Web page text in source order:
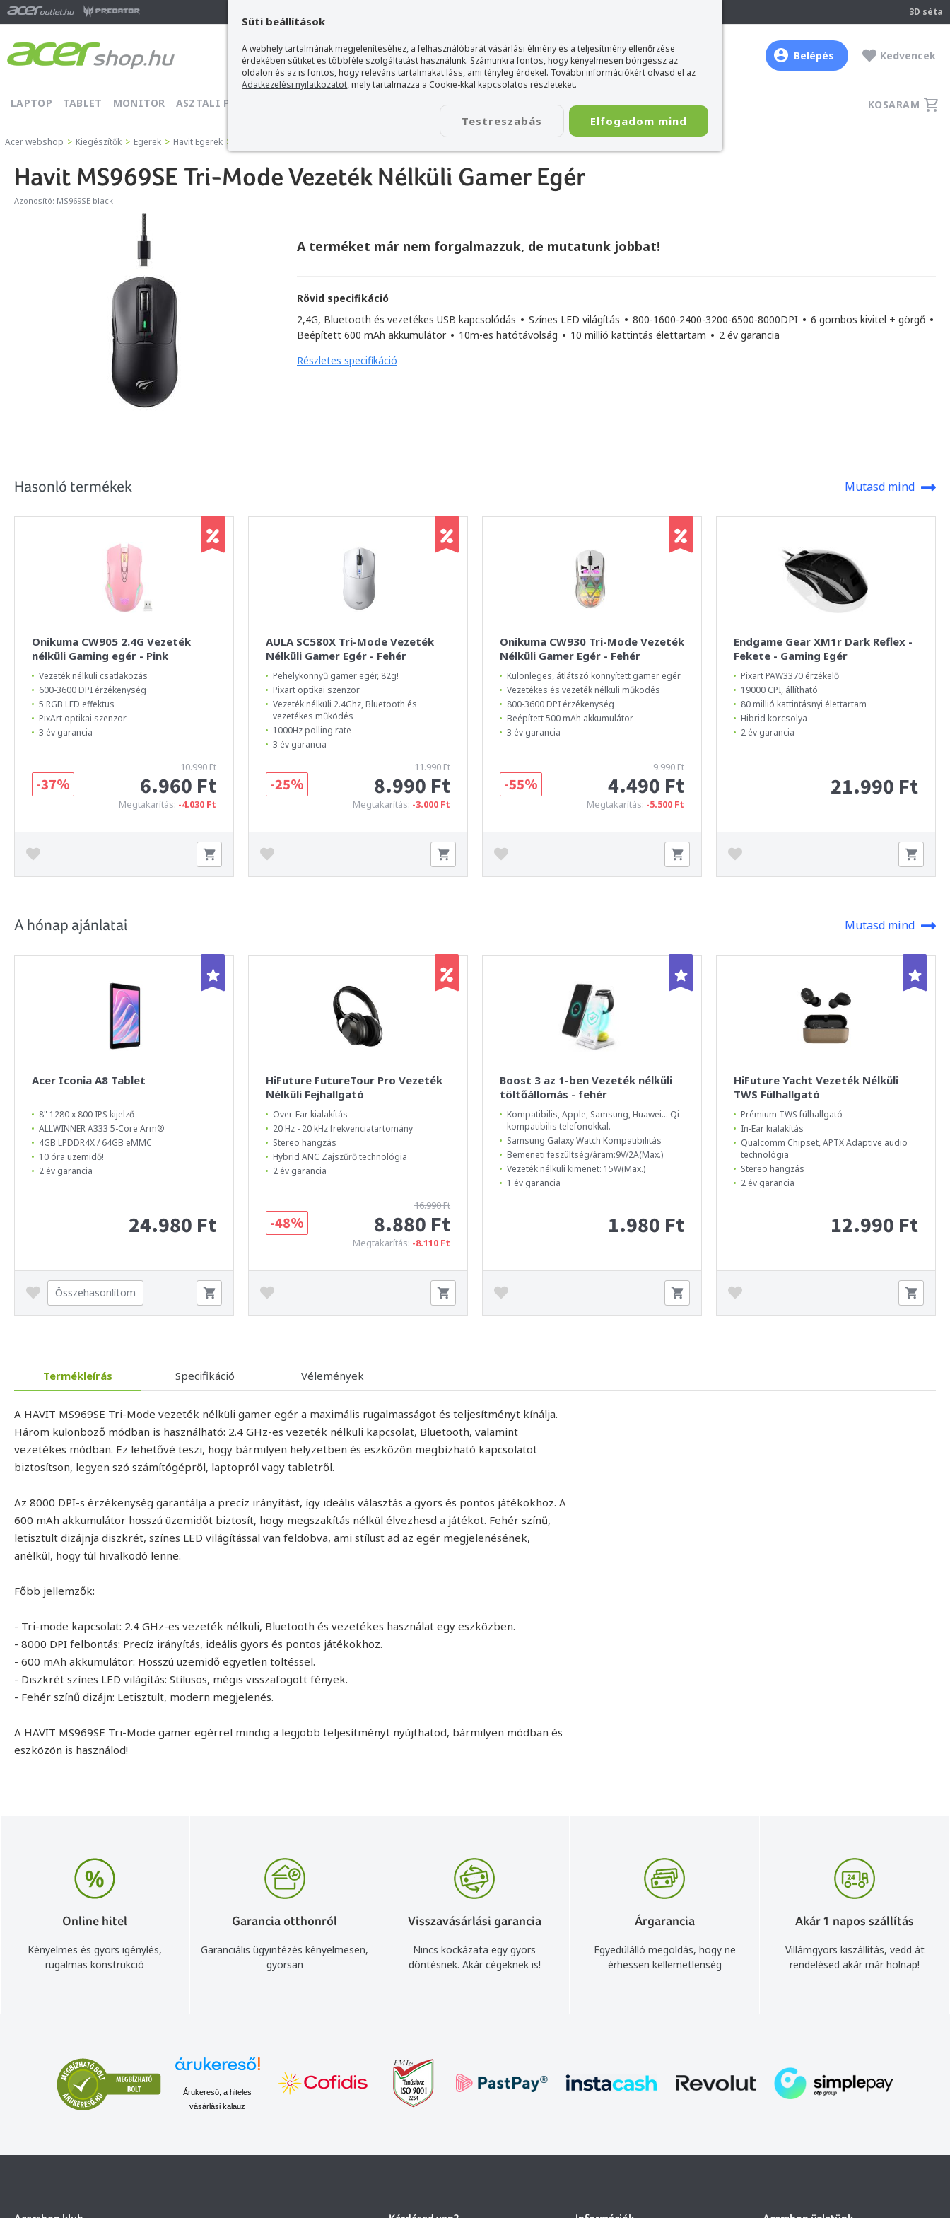
Süti beállítások
A webhely tartalmának megjelenítéséhez, a felhasználóbarát vásárlási élmény és a teljesítmény ellenőrzése
érdekében sütiket és többféle szolgáltatást használunk. Számunkra fontos, hogy kényelmesen böngéssz az
oldalon és az is fontos, hogy releváns tartalmakat láss, ami tényleg érdekel. További információkért olvasd el az
Adatkezelési nyilatkozatot, mely tartalmazza a Cookie-kkal kapcsolatos részleteket.
Testreszabás Elfogadom mind
3D séta
Belépés Kedvencek
LAPTOP TABLET MONITOR ASZTALI PC KIEGÉSZÍTŐ KAPCSOLAT KOSARAM
Acer webshop > Kiegészítők > Egerek > Havit Egerek >
Havit MS969SE Tri-Mode Vezeték Nélküli Gamer Egér
Azonosító: MS969SE black
A terméket már nem forgalmazzuk, de mutatunk jobbat!
Rövid specifikáció
2,4G, Bluetooth és vezetékes USB kapcsolódás • Színes LED világítás • 800-1600-2400-3200-6500-8000DPI • 6 gombos kivitel + görgő •
Beépített 600 mAh akkumulátor • 10m-es hatótávolság • 10 millió kattintás élettartam • 2 év garancia
Részletes specifikáció
Hasonló termékek Mutasd mind
Onikuma CW905 2.4G Vezeték
nélküli Gaming egér - Pink
Vezeték nélküli csatlakozás
600-3600 DPI érzékenység
5 RGB LED effektus
PixArt optikai szenzor
3 év garancia
10.990 Ft
6.960 Ft
Megtakarítás: -4.030 Ft
-37%
AULA SC580X Tri-Mode Vezeték
Nélküli Gamer Egér - Fehér
Pehelykönnyű gamer egér, 82g!
Pixart optikai szenzor
Vezeték nélküli 2.4Ghz, Bluetooth és
vezetékes működés
1000Hz polling rate
3 év garancia
11.990 Ft
8.990 Ft
Megtakarítás: -3.000 Ft
-25%
Onikuma CW930 Tri-Mode Vezeték
Nélküli Gamer Egér - Fehér
Különleges, átlátszó könnyített gamer egér
Vezetékes és vezeték nélküli működés
800-3600 DPI érzékenység
Beépített 500 mAh akkumulátor
3 év garancia
9.990 Ft
4.490 Ft
Megtakarítás: -5.500 Ft
-55%
Endgame Gear XM1r Dark Reflex -
Fekete - Gaming Egér
Pixart PAW3370 érzékelő
19000 CPI, állítható
80 millió kattintásnyi élettartam
Hibrid korcsolya
2 év garancia
21.990 Ft
A hónap ajánlatai Mutasd mind
Acer Iconia A8 Tablet
8" 1280 x 800 IPS kijelző
ALLWINNER A333 5-Core Arm®
4GB LPDDR4X / 64GB eMMC
10 óra üzemidő!
2 év garancia
24.980 Ft
Összehasonlítom
HiFuture FutureTour Pro Vezeték
Nélküli Fejhallgató
Over-Ear kialakítás
20 Hz - 20 kHz frekvenciatartomány
Stereo hangzás
Hybrid ANC Zajszűrő technológia
2 év garancia
16.990 Ft
8.880 Ft
Megtakarítás: -8.110 Ft
-48%
Boost 3 az 1-ben Vezeték nélküli
töltőállomás - fehér
Kompatibilis, Apple, Samsung, Huawei... Qi
kompatibilis telefonokkal.
Samsung Galaxy Watch Kompatibilitás
Bemeneti feszültség/áram:9V/2A(Max.)
Vezeték nélküli kimenet: 15W(Max.)
1 év garancia
1.980 Ft
HiFuture Yacht Vezeték Nélküli
TWS Fülhallgató
Prémium TWS fülhallgató
In-Ear kialakítás
Qualcomm Chipset, APTX Adaptive audio
technológia
Stereo hangzás
2 év garancia
12.990 Ft
Termékleírás Specifikáció Vélemények
A HAVIT MS969SE Tri-Mode vezeték nélküli gamer egér a maximális rugalmasságot és teljesítményt kínálja.
Három különböző módban is használható: 2.4 GHz-es vezeték nélküli kapcsolat, Bluetooth, valamint
vezetékes módban. Ez lehetővé teszi, hogy bármilyen helyzetben és eszközön megbízható kapcsolatot
biztosítson, legyen szó számítógépről, laptopról vagy tabletről.
Az 8000 DPI-s érzékenység garantálja a precíz irányítást, így ideális választás a gyors és pontos játékokhoz. A
600 mAh akkumulátor hosszú üzemidőt biztosít, hogy megszakítás nélkül élvezhesd a játékot. Fehér színű,
letisztult dizájnja diszkrét, színes LED világítással van feldobva, ami stílust ad az egér megjelenésének,
anélkül, hogy túl hivalkodó lenne.
Főbb jellemzők:
- Tri-mode kapcsolat: 2.4 GHz-es vezeték nélküli, Bluetooth és vezetékes használat egy eszközben.
- 8000 DPI felbontás: Precíz irányítás, ideális gyors és pontos játékokhoz.
- 600 mAh akkumulátor: Hosszú üzemidő egyetlen töltéssel.
- Diszkrét színes LED világítás: Stílusos, mégis visszafogott fények.
- Fehér színű dizájn: Letisztult, modern megjelenés.
A HAVIT MS969SE Tri-Mode gamer egérrel mindig a legjobb teljesítményt nyújthatod, bármilyen módban és
eszközön is használod!
Online hitel
Kényelmes és gyors igénylés,
rugalmas konstrukció
Garancia otthonról
Garanciális ügyintézés kényelmesen,
gyorsan
Visszavásárlási garancia
Nincs kockázata egy gyors
döntésnek. Akár cégeknek is!
Árgarancia
Egyedülálló megoldás, hogy ne
érhessen kellemetlenség
Akár 1 napos szállítás
Villámgyors kiszállítás, vedd át
rendelésed akár már holnap!
Árukereső, a hiteles
vásárlási kalauz